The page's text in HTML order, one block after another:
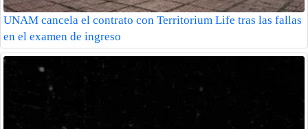
UNAM cancela el contrato con Territorium Life tras las fallas
en el examen de ingreso